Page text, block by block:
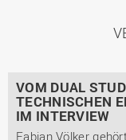
VOM DUAL
TECHNISCHEN
IM INTERVIEW